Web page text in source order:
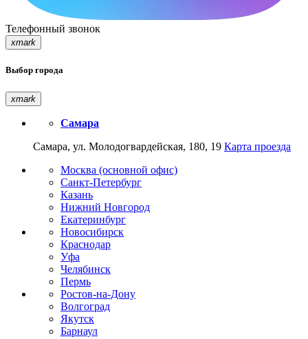
Телефонный звонок
xmark
Выбор города
xmark
Самара
Самара, ул. Молодогвардейская, 180, 19 Карта проезда
Москва (основной офис)
Санкт-Петербург
Казань
Нижний Новгород
Екатеринбург
Новосибирск
Краснодар
Уфа
Челябинск
Пермь
Ростов-на-Дону
Волгоград
Якутск
Барнаул